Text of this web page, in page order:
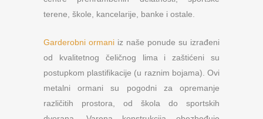
terene, škole, kancelarije, banke i ostale.
Garderobni ormani iz naše ponude su izrađeni
od kvalitetnog čeličnog lima i zaštićeni su
postupkom plastifikacije (u raznim bojama). Ovi
metalni ormani su pogodni za opremanje
različitih prostora, od škola do sportskih